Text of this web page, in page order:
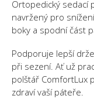
Ortopedický sedací
navržený pro
boky a spodní část
Podporuje lepší
při sezení. Ať už
polštář ComfortLux
zdraví vaší páteře.